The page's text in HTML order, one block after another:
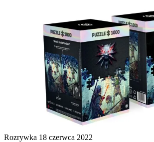
Rozrywka 18 czerwca 2022